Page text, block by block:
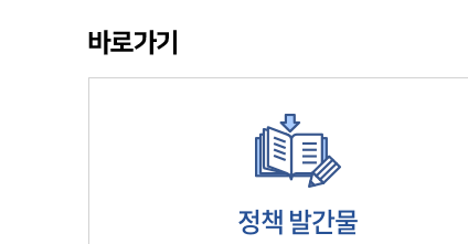
정책 발간물